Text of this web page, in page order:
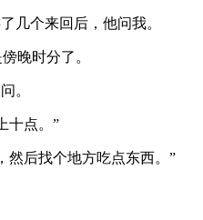
几个来回后，他问我。
晚时分了。
。
十点。”
然后找个地方吃点东西。”